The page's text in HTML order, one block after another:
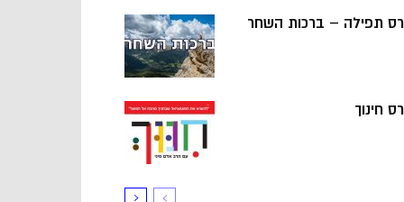
תפילה – ברכות השחר
חינוך